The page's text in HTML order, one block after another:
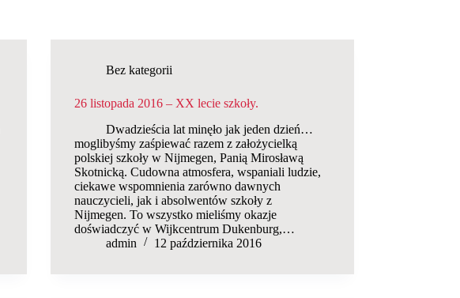
Bez kategorii
26 listopada 2016 – XX lecie szkoły.
Dwadzieścia lat minęło jak jeden dzień…
moglibyśmy zaśpiewać razem z założycielką
polskiej szkoły w Nijmegen, Panią Mirosławą
Skotnicką. Cudowna atmosfera, wspaniali ludzie,
ciekawe wspomnienia zarówno dawnych
nauczycieli, jak i absolwentów szkoły z
Nijmegen. To wszystko mieliśmy okazje
doświadczyć w Wijkcentrum Dukenburg,…
admin
12 października 2016